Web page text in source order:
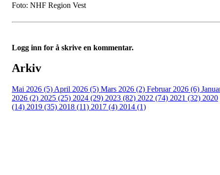
Foto: NHF Region Vest
Logg inn for å skrive en kommentar.
Arkiv
Mai 2026 (5) April 2026 (5) Mars 2026 (2) Februar 2026 (6)
2026 (2) 2025 (25) 2024 (29) 2023 (82) 2022 (74) 2021 (32) 2020
(14) 2019 (35) 2018 (11) 2017 (4) 2014 (1)